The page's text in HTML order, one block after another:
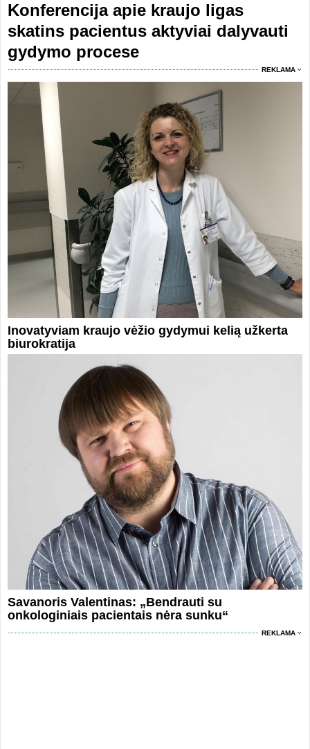
Konferencija apie kraujo ligas
skatins pacientus aktyviai dalyvauti
gydymo procese
REKLAMA
Inovatyviam kraujo vėžio gydymui kelią užkerta
biurokratija
Savanoris Valentinas: „Bendrauti su
onkologiniais pacientais nėra sunku“
REKLAMA